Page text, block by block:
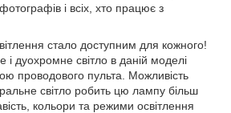
фотографів і всіх, хто працює з
стало доступним для кожного!
дуохромне світло в даній моделі
проводового пульта. Можливість
світло робить цю лампу більш
кольори та режими освітлення